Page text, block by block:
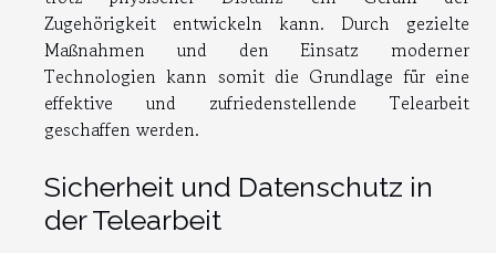
Zugehörigkeit entwickeln kann. Durch gezielte
Maßnahmen und den Einsatz moderner
Technologien kann somit die Grundlage für eine
effektive und zufriedenstellende Telearbeit
geschaffen werden.
Sicherheit und Datenschutz in
der Telearbeit